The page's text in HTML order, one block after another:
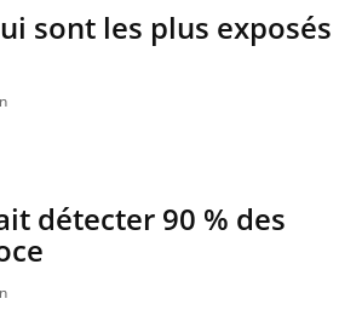
sont les plus exposés
détecter 90 % des
air… Nos mains sont ...